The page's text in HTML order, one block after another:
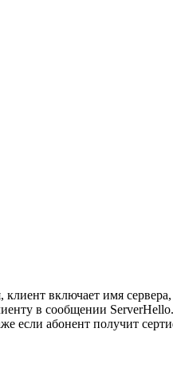
включает имя
в сообщении
если абонент получит